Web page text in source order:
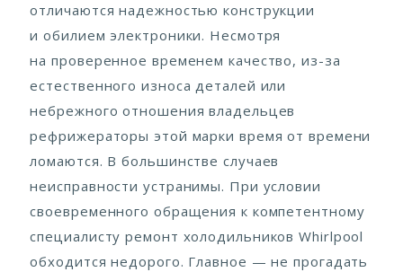
отличаются надежностью конструкции
и обилием электроники. Несмотря
на проверенное временем качество, из-за
естественного износа деталей или
небрежного отношения владельцев
рефрижераторы этой марки время от времени
ломаются. В большинстве случаев
неисправности устранимы. При условии
своевременного обращения к компетентному
специалисту ремонт холодильников Whirlpool
обходится недорого. Главное — не прогадать